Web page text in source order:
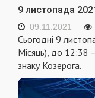
9 листопада
09.11.2021
Сьогодні 9
Місяць), до 12:38
знаку Козерога.